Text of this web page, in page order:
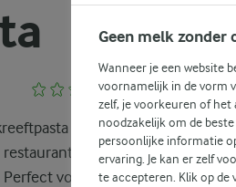
(0)
tover je in
op
voor warme
Geen melk zonder
Wanneer je een website
voornamelijk in de vorm
zelf, je voorkeuren of het
noodzakelijk om de
persoonlijke informatie
ervaring. Je kan er zelf
te accepteren. Klik op de